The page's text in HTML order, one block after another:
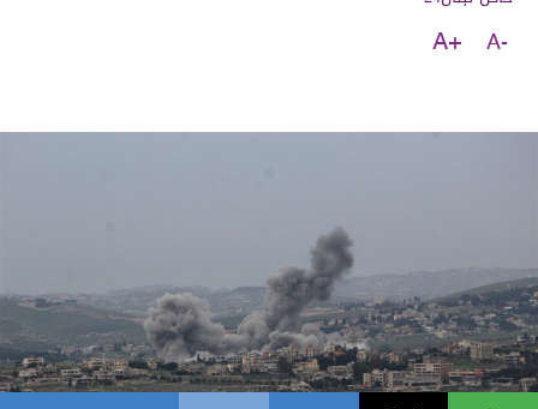
A-
A+